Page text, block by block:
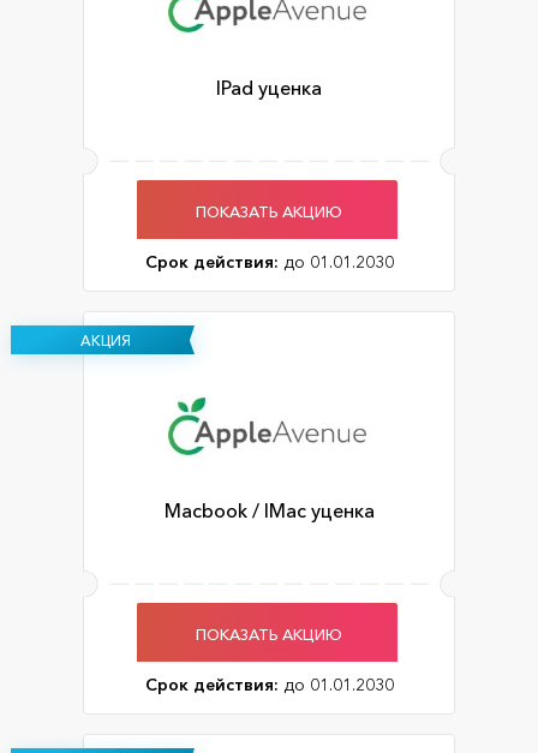
IPad уценка
ПОКАЗАТЬ АКЦИЮ
Срок действия: до 01.01.2030
АКЦИЯ
Macbook / IMac уценка
ПОКАЗАТЬ АКЦИЮ
Срок действия: до 01.01.2030